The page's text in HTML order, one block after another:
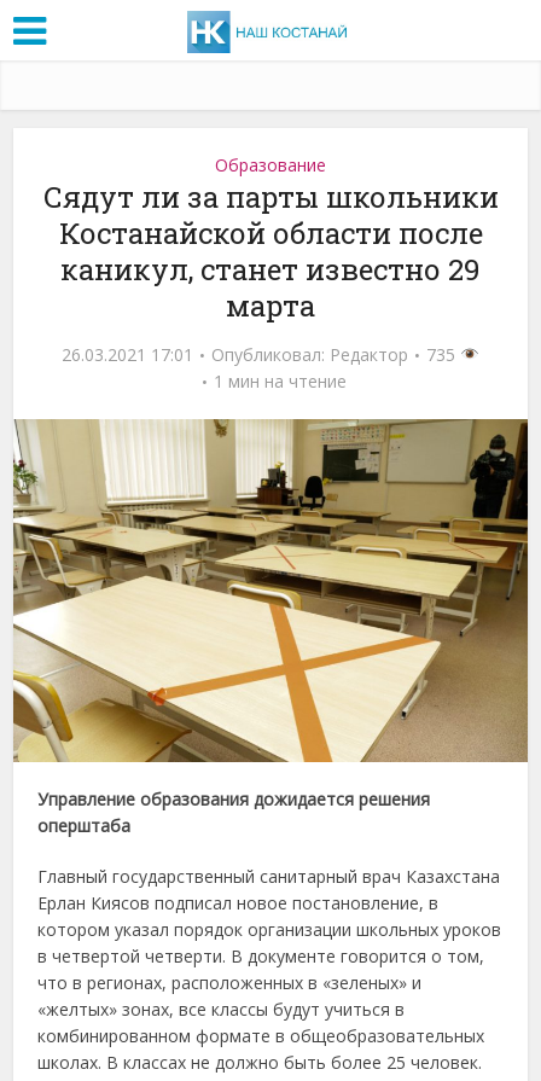
Образование
Сядут ли за парты школьники
Костанайской области после
каникул, станет известно 29
марта
26.03.2021 17:01 Опубликовал: Редактор
735
1 мин на чтение
Управление образования дожидается решения
оперштаба
Главный государственный санитарный врач Казахстана
Ерлан Киясов подписал новое постановление, в
котором указал порядок организации школьных уроков
в четвертой четверти. В документе говорится о том,
что в регионах, расположенных в «зеленых» и
«желтых» зонах, все классы будут учиться в
комбинированном формате в общеобразовательных
школах. В классах не должно быть более 25 человек.